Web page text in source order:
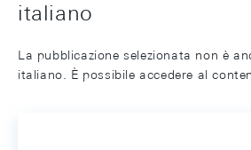
italiano
La pubblicazione selezionata non è
italiano. È possibile accedere al